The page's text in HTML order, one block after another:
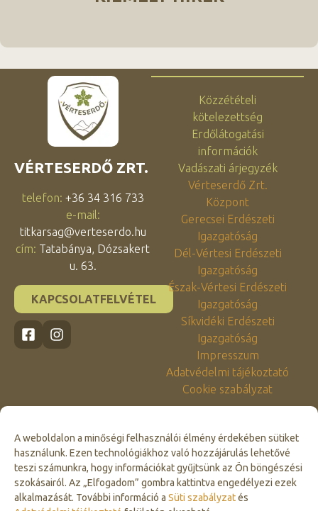
A weboldalon a minőségi felhasználói élmény érdekében sütiket
használunk. Ezen technológiákhoz való hozzájárulás lehetővé
teszi számunkra, hogy információkat gyűjtsünk az Ön böngészési
szokásairól. Az „Elfogadom” gombra kattintva engedélyezi ezek
alkalmazását. További információ a Süti szabályzatés
Click to accept marketing cookies and
VÉRTESERDŐ ZRT.
telefon: +36 34 316 733
e-mail:
titkarsag@verteserdo.hu
cím: Tatabánya, Dózsakert
u. 63.
KAPCSOLATFELVÉTEL
Közzétételi
kötelezettség
Erdőlátogatási
információk
Vadászati árjegyzék
Vérteserdő Zrt.
Központ
Gerecsei Erdészeti
Igazgatóság
Dél-Vértesi Erdészeti
Igazgatóság
Észak-Vértesi Erdészeti
Igazgatóság
Síkvidéki Erdészeti
Igazgatóság
Impresszum
Adatvédelmi tájékoztató
Cookie szabályzat